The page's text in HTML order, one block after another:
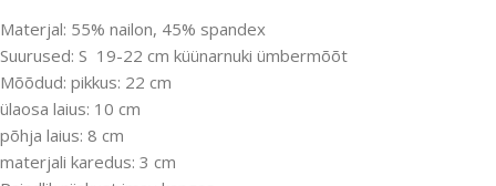
Materjal: 55% nailon, 45% spandex
Suurused: S 19-22 cm küünarnuki ümbermõõt
Mõõdud: pikkus: 22 cm
ülaosa laius: 10 cm
põhja laius: 8 cm
materjali karedus: 3 cm